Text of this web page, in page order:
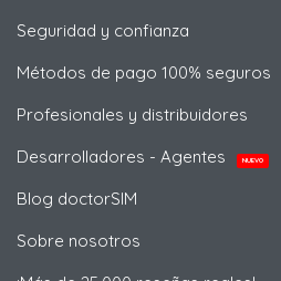
Seguridad y confianza
Métodos de pago 100% seguros
Profesionales y distribuidores
Desarrolladores - Agentes
NUEVO
Blog doctorSIM
Sobre nosotros